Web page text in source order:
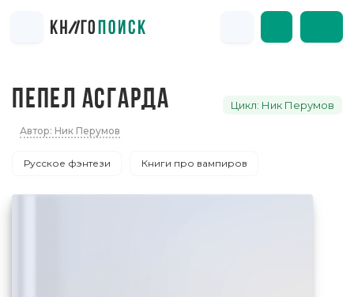
ПЕПЕЛ АСГАРДА Цикл: Ник Перумов
Автор: Ник Перумов
Русское фэнтези Книги про вампиров